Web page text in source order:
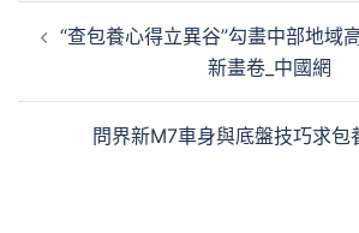
章 “查包養心得立異谷”勾畫中部地域
新畫卷_中國網
問界新M7車身與底盤技巧求包